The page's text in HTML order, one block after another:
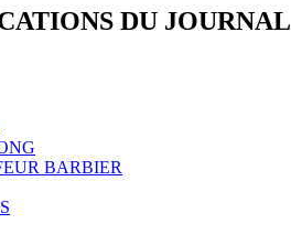
DU JOURNAL
BARBIER